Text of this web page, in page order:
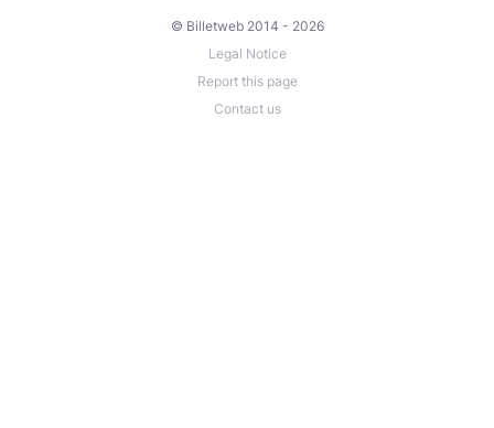
© Billetweb 2014 - 2026
Legal Notice
Report this page
Contact us